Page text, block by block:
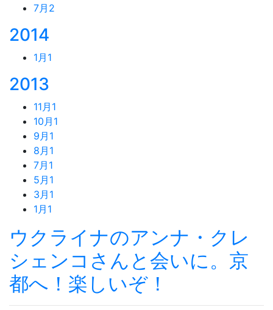
7月 2
2014
1月 1
2013
11月 1
10月 1
9月 1
8月 1
7月 1
5月 1
3月 1
1月 1
ウクライナのアンナ・クレ
シェンコさんと会いに。京
都へ！楽しいぞ！